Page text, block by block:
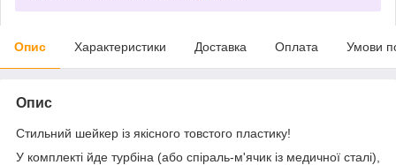
Опис Характеристики Доставка Оплата Умови
Опис
Стильний шейкер із якісного товстого пластику!
У комплекті йде турбіна (або спіраль-м'ячик із медичної сталі),